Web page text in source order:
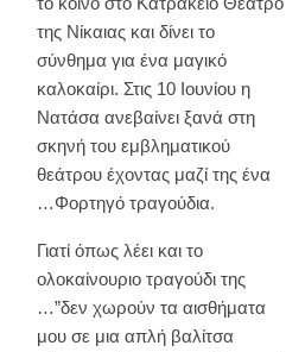
της Νίκαιας και δίνει το
σύνθημα για ένα μαγικό
καλοκαίρι. Στις 10 Ιουνίου η
Νατάσα ανεβαίνει ξανά στη
σκηνή του εμβληματικού
θεάτρου έχοντας μαζί της ένα
…Φορτηγό τραγούδια.
Γιατί όπως λέει και το
ολοκαίνουριο τραγούδι της
…”δεν χωρούν τα αισθήματα
μου σε μια απλή βαλίτσα